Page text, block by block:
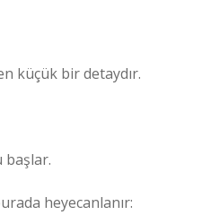
küçük bir detaydır.
başlar.
heyecanlanır: